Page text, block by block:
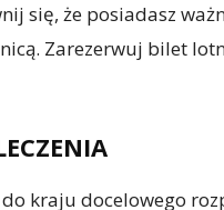
się, że posiadasz
Zarezerwuj bilet
kraju docelowego